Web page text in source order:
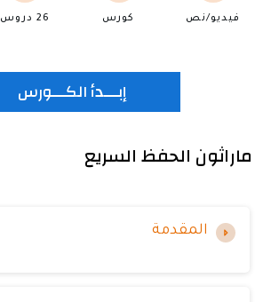
فيديو/نص كورس 26 دروس
إبـــدأ الكـــورس
ماراثون الحفظ السريع
المقدمة